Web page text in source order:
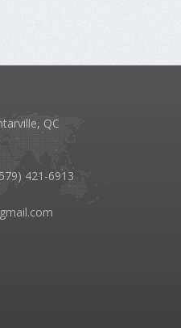
QC
421-6913